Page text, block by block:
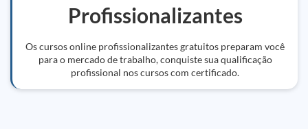
Profissionalizantes
Os cursos online profissionalizantes gratuitos preparam você
para o mercado de trabalho, conquiste sua qualificação
profissional nos cursos com certificado.